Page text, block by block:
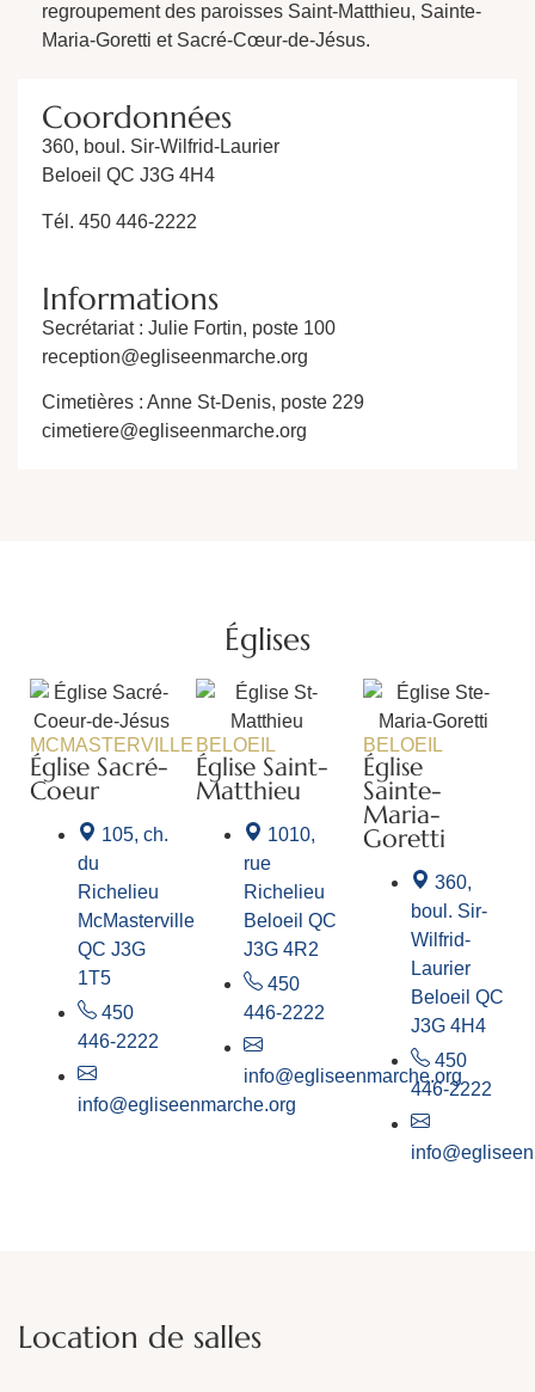
regroupement des paroisses Saint-Matthieu, Sainte-
Maria-Goretti et Sacré-Cœur-de-Jésus.
Coordonnées
360, boul. Sir-Wilfrid-Laurier
Beloeil QC J3G 4H4
Tél. 450 446-2222
Informations
Secrétariat : Julie Fortin, poste 100
reception@egliseenmarche.org
Cimetières : Anne St-Denis, poste 229
cimetiere@egliseenmarche.org
Églises
MCMASTERVILLE
Église Sacré-
Coeur
105, ch.
du
Richelieu
McMasterville
QC J3G
1T5
450
446-2222
info@egliseenmarche.org
BELOEIL
Église Saint-
Matthieu
1010,
rue
Richelieu
Beloeil QC
J3G 4R2
450
446-2222
info@egliseenmarche.org
BELOEIL
Église
Sainte-
Maria-
Goretti
360,
boul. Sir-
Wilfrid-
Laurier
Beloeil QC
J3G 4H4
450
446-2222
Location de salles